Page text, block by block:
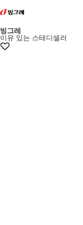
빙그레
이유 있는 스테디셀러